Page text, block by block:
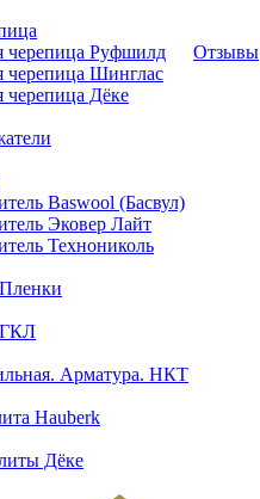
черепица Руфшилд
черепица Шинглас
черепица Дёке
Baswool (Басвул)
Эковер Лайт
Технониколь
Арматура. НКТ
Hauberk
Дёке
Отзывы